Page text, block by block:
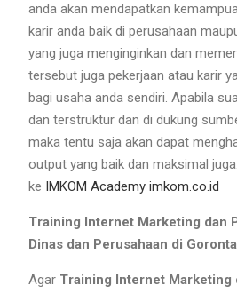
anda akan mendapatkan
karir anda baik di perusahaan
yang juga menginginkan dan
tersebut juga pekerjaan atau karir
bagi usaha anda sendiri. Apabila
dan terstruktur dan di dukung
maka tentu saja akan dapat
output yang baik dan maksimal
ke
IMKOM Academy imkom.co.id
Training Internet Marketing dan
Dinas dan Perusahaan di
Agar Training Internet Marketing